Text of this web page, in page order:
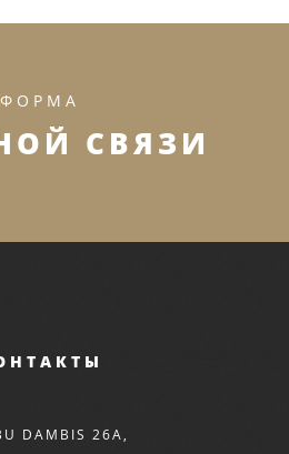
ФОРМА
СВЯЗИ
DAMBIS 26A,